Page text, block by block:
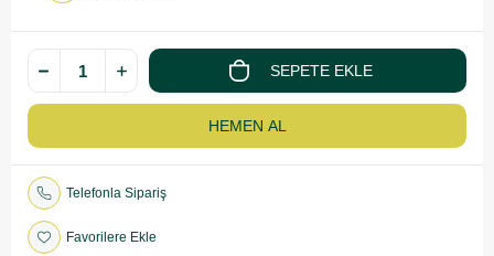
Telefonla Sipariş
Favorilere Ekle